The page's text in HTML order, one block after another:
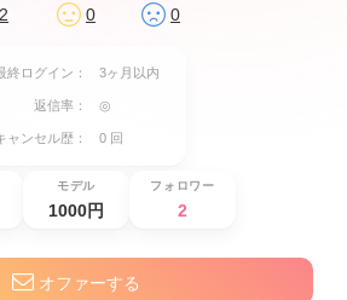
2 0 0
終ログイン： 3ヶ月以内
返信率： ◎
ャンセル歴： 0 回
モデル
1000円
フォロワー
2
オファーする